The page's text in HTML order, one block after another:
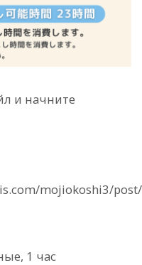
и начните
mojiokoshi3/post/
1 час